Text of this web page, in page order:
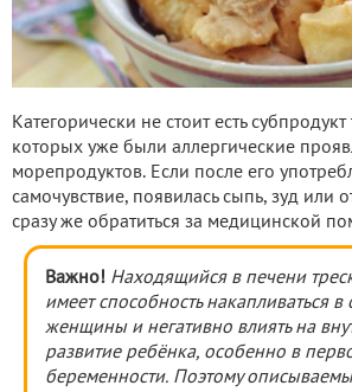
Категорически не стоит есть
которых уже были аллергические
морепродуктов. Если после его
самочувствие, появилась сыпь, зуд или
сразу же обратиться за медицинской
Важно! Находящийся в печени
имеет способность накапливаться в
женщины и негативно влиять на
развитие ребёнка, особенно в
беременности. Поэтому